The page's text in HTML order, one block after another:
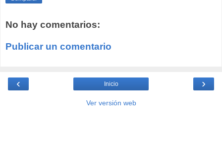
No hay comentarios:
Publicar un comentario
‹ ›
Inicio
Ver versión web